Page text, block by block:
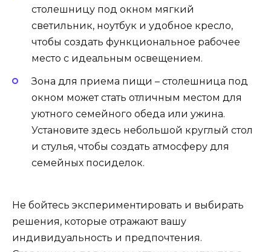
столешницу под окном мягкий
светильник, ноутбук и удобное кресло,
чтобы создать функциональное рабочее
место с идеальным освещением.
Зона для приема пищи – столешница под
окном может стать отличным местом для
уютного семейного обеда или ужина.
Установите здесь небольшой круглый стол
и стулья, чтобы создать атмосферу для
семейных посиделок.
Не бойтесь экспериментировать и выбирать
решения, которые отражают вашу
индивидуальность и предпочтения.